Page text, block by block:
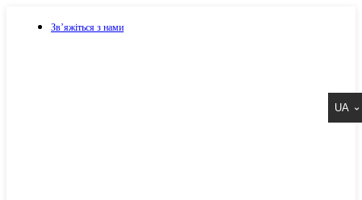
Зв’яжіться з нами
UA